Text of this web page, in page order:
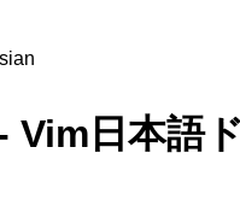
Vim日本語